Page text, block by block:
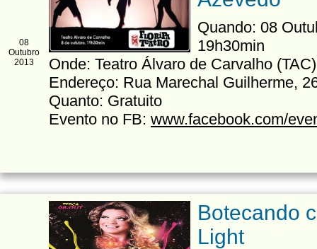
08
Outubro
2013
Quando: 08
19h30min
Onde: Teatro Álvaro de Carvalho (TAC)
Endereço: Rua Marechal Guilherme,
Quanto: Gratuito
Evento no FB: www.facebook.com/
Botecando
Light